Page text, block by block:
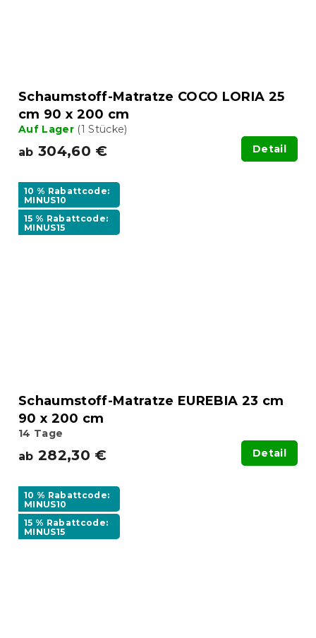
Schaumstoff-Matratze COCO LORIA 25
cm 90 x 200 cm
Auf Lager (1 Stücke)
ab 304,60 € Detail
10 % Rabattcode:
MINUS10
15 % Rabattcode:
MINUS15
Schaumstoff-Matratze EUREBIA 23 cm
90 x 200 cm
14 Tage
ab 282,30 € Detail
10 % Rabattcode:
MINUS10
15 % Rabattcode:
MINUS15